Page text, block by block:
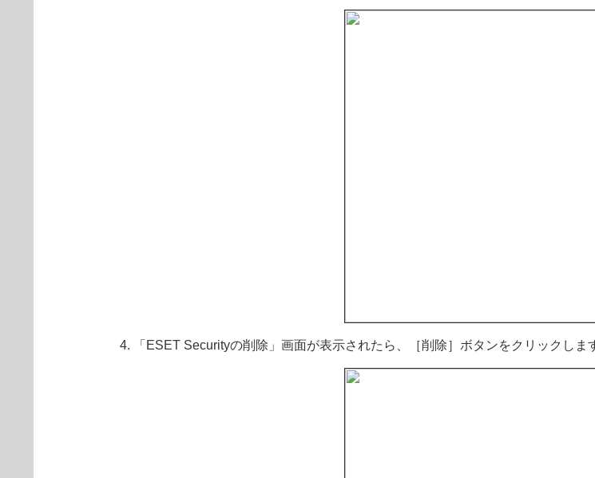
「ESET Securityの削除」画面が表示されたら、［削除］ボタンをクリックしま